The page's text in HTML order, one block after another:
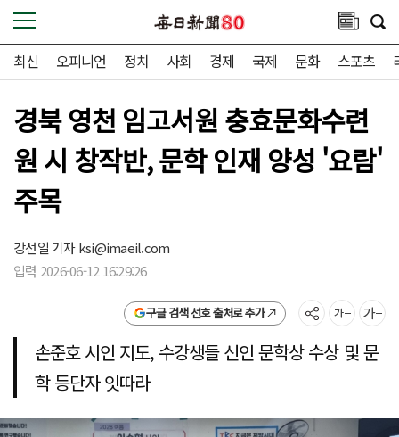
최신 오피니언 정치 사회 경제 국제 문화 스포츠
경북 영천 임고서원 충효문화수련
원 시 창작반, 문학 인재 양성 '요람'
주목
강선일 기자ksi@imaeil.com
입력 2026-06-12 16:29:26
구글 검색 선호 출처로 추가
손준호 시인 지도, 수강생들 신인 문학상 수상 및 문
학 등단자 잇따라